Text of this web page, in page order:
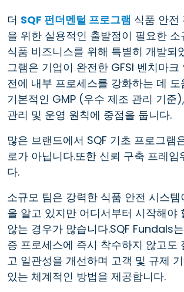
더 SQF 펀더멘털 프로그램 식품 안전
을 위한 실용적인 출발점이 필요한
식품 비즈니스를 위해 특별히 개발되
그램은 기업이 완전한 GFSI 벤치마크
전에 내부 프로세스를 강화하는 데
기본적인 GMP (우수 제조 관리 기준
관리 및 운영 원칙에 중점을 둡니다.
많은 브랜드에서 SQF 기초 프로그램
로가 아닙니다.또한 신뢰 구축 프레임
다.
소규모 팀은 강력한 식품 안전 시스
을 알고 있지만 어디서부터 시작해야
않는 경우가 많습니다.SQF Fundals
증 프로세스에 즉시 착수하지 않고도
고 일관성을 개선하며 고객 및 규제
있는 체계적인 방법을 제공합니다.